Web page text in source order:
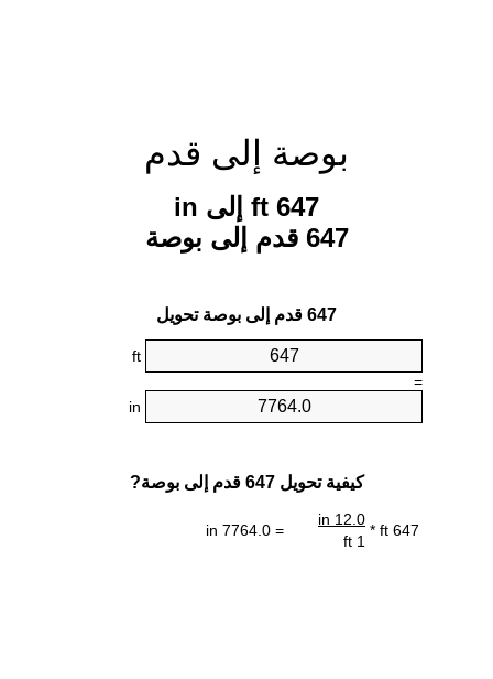
بوصة إلى قدم
647 ft إلى in
647 قدم إلى بوصة
647 قدم إلى بوصة تحويل
ft
=
in
كيفية تحويل 647 قدم إلى بوصة?
647 ft *
12.0 in
= 7764.0 in
1 ft